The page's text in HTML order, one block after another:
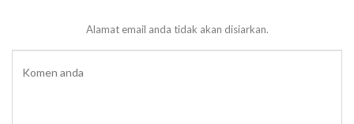
Alamat email anda tidak akan disiarkan.